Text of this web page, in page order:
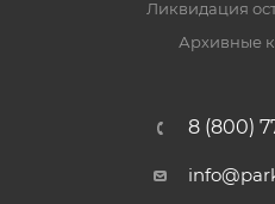
Ликвидация
Архивные
8 (800)